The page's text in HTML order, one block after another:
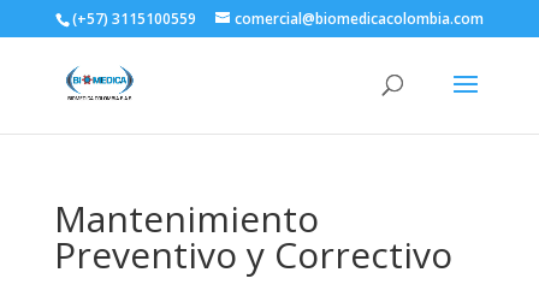
(+57) 3115100559 comercial@biomedicacolombia.com
Mantenimiento
Preventivo y Correctivo